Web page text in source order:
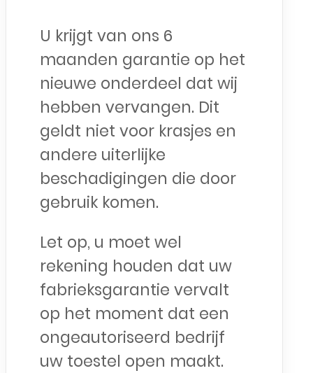
U krijgt van ons 6
maanden garantie op het
nieuwe onderdeel dat wij
hebben vervangen. Dit
geldt niet voor krasjes en
andere uiterlijke
beschadigingen die door
gebruik komen.
Let op, u moet wel
rekening houden dat uw
fabrieksgarantie vervalt
op het moment dat een
ongeautoriseerd bedrijf
uw toestel open maakt.